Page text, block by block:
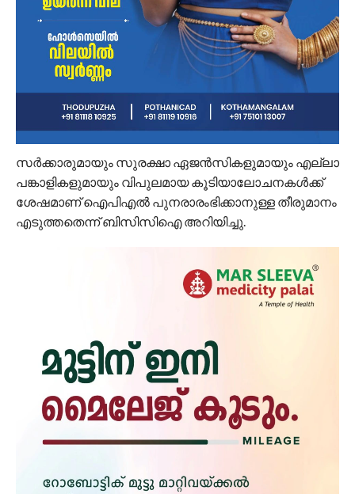
സർക്കാരുമായും സുരക്ഷാ ഏജൻസികളുമായും എല്ലാ
പങ്കാളികളുമായും വിപുലമായ കൂടിയാലോചനകൾക്ക്
ശേഷമാണ് ഐ‌പി‌എൽ പുനരാരംഭിക്കാനുള്ള തീരുമാനം
എടുത്തതെന്ന് ബി‌സി‌സി‌ഐ അറിയിച്ചു.